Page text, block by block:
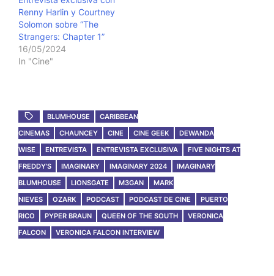
Renny Harlin y Courtney
Solomon sobre “The
Strangers: Chapter 1”
16/05/2024
In "Cine"
BLUMHOUSE
CARIBBEAN
CINEMAS
CHAUNCEY CINE CINE GEEK
DEWANDA
WISE
ENTREVISTA ENTREVISTA EXCLUSIVA
FIVE NIGHTS AT
FREDDY’S
IMAGINARY IMAGINARY 2024
IMAGINARY
BLUMHOUSE
LIONSGATE M3GAN
MARK
NIEVES
OZARK PODCAST PODCAST DE CINE
PUERTO
RICO
PYPER BRAUN QUEEN OF THE SOUTH
VERONICA
FALCON
VERONICA FALCON INTERVIEW